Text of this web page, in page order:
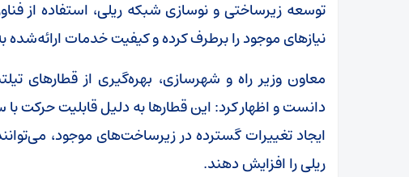
توسعه زیرساختی و نوسازی شبکه ریلی، استفاده از
نیازهای موجود را برطرف کرده و کیفیت خدمات
معاون وزیر راه و شهرسازی، بهره‌گیری از قطارهای
دانست و اظهار کرد: این قطارها به دلیل قابلیت حرکت
ایجاد تغییرات گسترده در زیرساخت‌های موجود،
ریلی را افزایش دهند.